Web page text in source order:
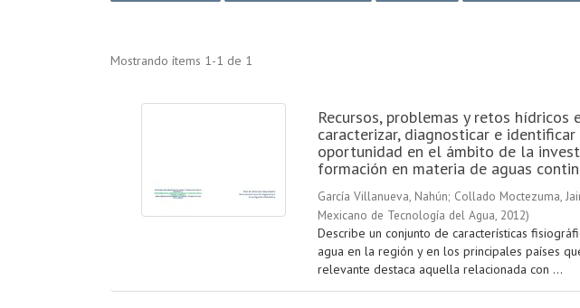
Mostrando ítems 1-1 de 1
Recursos, problemas y retos hídricos
caracterizar, diagnosticar e
oportunidad en el ámbito de la
formación en materia de aguas
García Villanueva, Nahún; Collado Moctezuma,
Mexicano de Tecnología del Agua, 2012)
Describe un conjunto de características
agua en la región y en los principales países
relevante destaca aquella relacionada con ...